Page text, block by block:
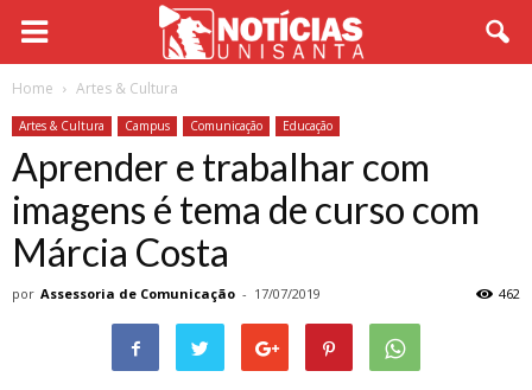
Home Artes & Cultura
Artes & Cultura Campus Comunicação Educação
Aprender e trabalhar com
imagens é tema de curso com
Márcia Costa
por Assessoria de Comunicação - 17/07/2019 462